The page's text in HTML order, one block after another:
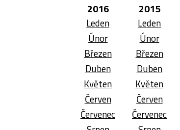
2016
Leden
Únor
Březen
Duben
Květen
Červen
Červenec
2015
Leden
Únor
Březen
Duben
Květen
Červen
Červenec